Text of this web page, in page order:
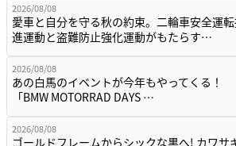
2026/08/08
愛車と自分を守る秋の約束。二輪車安全運
進運動と盗難防止強化運動がもたらす…
2026/08/08
あの白馬のイベントが今年もやってくる！
「BMW MOTORRAD DAYS …
2026/08/08
ゴールドフレームからシックな黒へ! カワサ